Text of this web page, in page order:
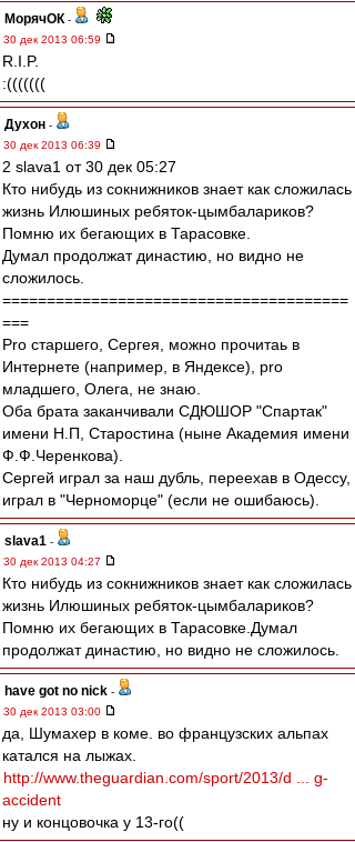
МорячОК -
30 дек 2013 06:59
R.I.P.
:(((((((
Духон -
30 дек 2013 06:39
2 slava1 от 30 дек 05:27
Кто нибудь из сокнижников знает как сложилась
жизнь Илюшиных ребяток-цымбалариков?
Помню их бегающих в Тарасовке.
Думал продолжат династию, но видно не
сложилось.
=======================================
===
Pro старшего, Сергея, можно прочитаь в
Интернете (например, в Яндексе), pro
младшего, Олега, не знаю.
Оба брата заканчивали СДЮШОР "Спартак"
имени Н.П, Старостина (ныне Академия имени
Ф.Ф.Черенкова).
Сергей играл за наш дубль, переехав в Одессу,
играл в "Черноморце" (если не ошибаюсь).
slava1 -
30 дек 2013 04:27
Кто нибудь из сокнижников знает как сложилась
жизнь Илюшиных ребяток-цымбалариков?
Помню их бегающих в Тарасовке.Думал
продолжат династию, но видно не сложилось.
have got no nick -
30 дек 2013 03:00
да, Шумахер в коме. во французских альпах
катался на лыжах.
http://www.theguardian.com/sport/2013/d ... g-
accident
ну и концовочка у 13-го((